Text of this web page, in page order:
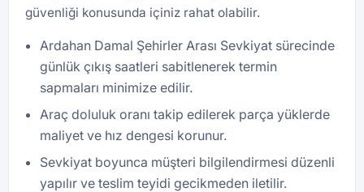
güvenliği konusunda içiniz rahat olabilir.
Ardahan Damal Şehirler Arası Sevkiyat sürecinde
günlük çıkış saatleri sabitlenerek termin
sapmaları minimize edilir.
Araç doluluk oranı takip edilerek parça yüklerde
maliyet ve hız dengesi korunur.
Sevkiyat boyunca müşteri bilgilendirmesi düzenli
yapılır ve teslim teyidi gecikmeden iletilir.